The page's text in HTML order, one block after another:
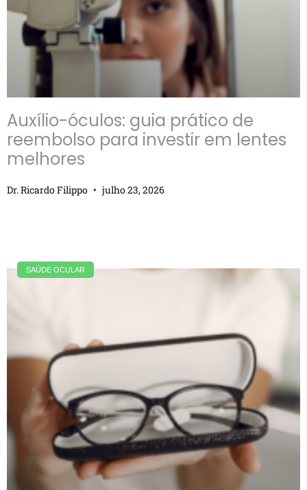
Auxílio-óculos: guia prático de
reembolso para investir em lentes
melhores
Dr. Ricardo Filippo julho 23, 2026
SAÚDE OCULAR